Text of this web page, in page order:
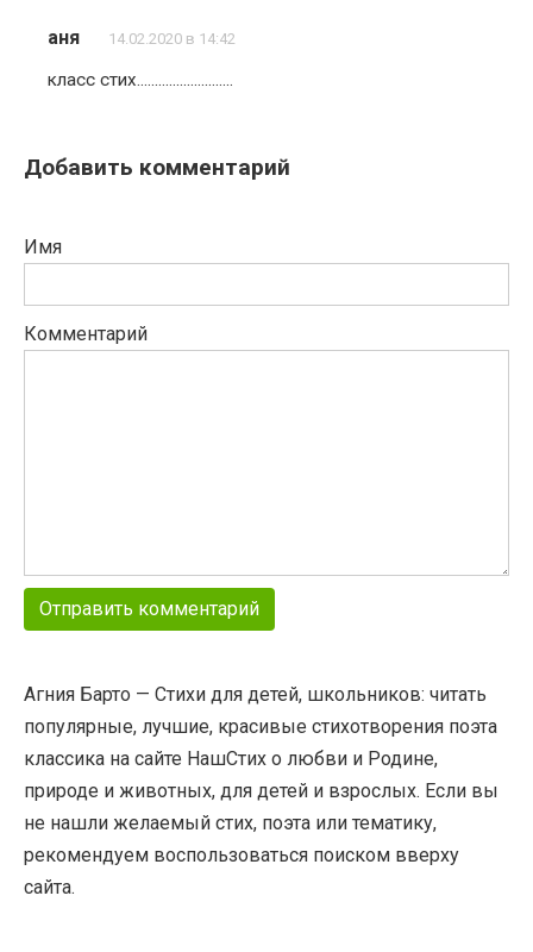
аня 14.02.2020 в 14:42
класс стих………………………
Добавить комментарий
Имя
Комментарий
Агния Барто — Стихи для детей, школьников: читать
популярные, лучшие, красивые стихотворения поэта
классика на сайте НашСтих о любви и Родине,
природе и животных, для детей и взрослых. Если вы
не нашли желаемый стих, поэта или тематику,
рекомендуем воспользоваться поиском вверху
сайта.